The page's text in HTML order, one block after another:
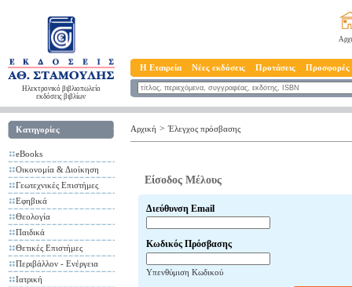
Ηλεκτρονικό βιβλιοπωλείο
εκδόσεις βιβλίων
Η Εταιρεία Νέες εκδόσεις Προτάσεις Προσφορές
Κατηγορίες
eBooks
Οικονομία & Διοίκηση
Γεωτεχνικές Επιστήμες
Εφηβικά
Θεολογία
Παιδικά
Θετικές Επιστήμες
Περιβάλλον - Ενέργεια
Ιατρική
Αρχική > Έλεγχος πρόσβασης
Είσοδος Μέλους
Διεύθυνση Email
Κωδικός Πρόσβασης
Υπενθύμιση Κωδικού